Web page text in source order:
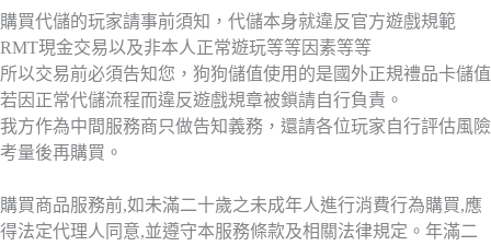
購買代儲的玩家請事前須知，代儲本身就違反官方遊戲規範
RMT現金交易以及非本人正常遊玩等等因素等等
所以交易前必須告知您，狗狗儲值使用的是國外正規禮品卡儲值
若因正常代儲流程而違反遊戲規章被鎖請自行負責。
我方作為中間服務商只做告知義務，還請各位玩家自行評估風險
考量後再購買。
購買商品服務前,如未滿二十歲之未成年人進行消費行為購買,應
得法定代理人同意,並遵守本服務條款及相關法律規定。年滿二